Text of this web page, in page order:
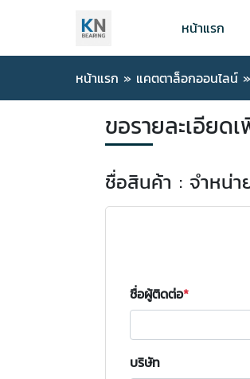
หน้าแรก
หน้าแรก » แคตตาล็อกออนไลน์ »
ขอรายละเอียด
ชื่อสินค้า : จำหน่
ชื่อผู้ติดต่อ
บริษัท